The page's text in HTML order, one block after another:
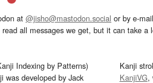
at @jisho@mastodon.social or by e-
all messages we get, but it can take
Indexing by Patterns)
was developed by Jack
Kanji
KanjiVG,